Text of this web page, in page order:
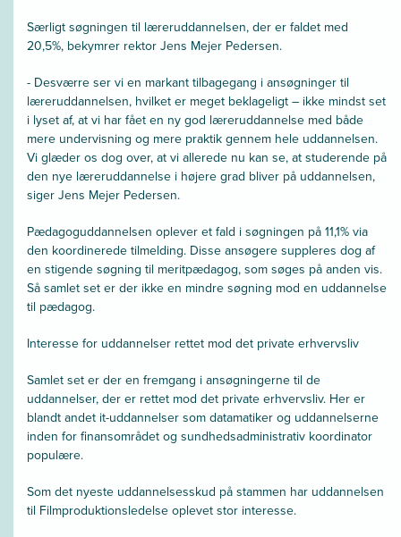
Særligt søgningen til læreruddannelsen, der er faldet med
20,5%, bekymrer rektor Jens Mejer Pedersen.
- Desværre ser vi en markant tilbagegang i ansøgninger til
læreruddannelsen, hvilket er meget beklageligt – ikke mindst set
i lyset af, at vi har fået en ny god læreruddannelse med både
mere undervisning og mere praktik gennem hele uddannelsen.
Vi glæder os dog over, at vi allerede nu kan se, at studerende på
den nye læreruddannelse i højere grad bliver på uddannelsen,
siger Jens Mejer Pedersen.
Pædagoguddannelsen oplever et fald i søgningen på 11,1% via
den koordinerede tilmelding. Disse ansøgere suppleres dog af
en stigende søgning til meritpædagog, som søges på anden vis.
Så samlet set er der ikke en mindre søgning mod en uddannelse
til pædagog.
Interesse for uddannelser rettet mod det private erhvervsliv
Samlet set er der en fremgang i ansøgningerne til de
uddannelser, der er rettet mod det private erhvervsliv. Her er
blandt andet it-uddannelser som datamatiker og uddannelserne
inden for finansområdet og sundhedsadministrativ koordinator
populære.
Som det nyeste uddannelsesskud på stammen har uddannelsen
til Filmproduktionsledelse oplevet stor interesse.